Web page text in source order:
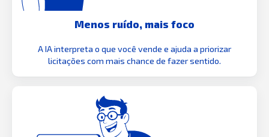
Menos ruído, mais foco
A IA interpreta o que você vende e ajuda a priorizar
licitações com mais chance de fazer sentido.